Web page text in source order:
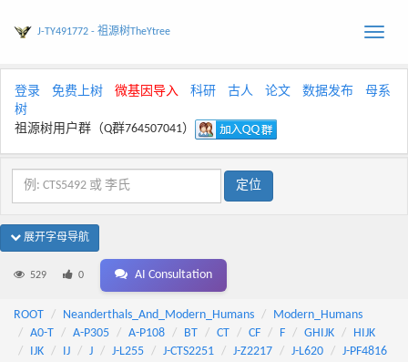
Toggle
J-TY491772 - 祖源树TheYtree
登录 免费上树 微基因导入 科研 古人 论文 数据发布
母系
树
祖源树用户群（Q群764507041）
展开字母导航
529 0 AI Consultation
ROOT Neanderthals_And_Modern_Humans
Modern_Humans
A0-T
A-P305 A-P108 BT CT CF F GHIJK
HIJK
IJK
IJ J J-L255 J-CTS2251 J-Z2217 J-L620
J-PF4816